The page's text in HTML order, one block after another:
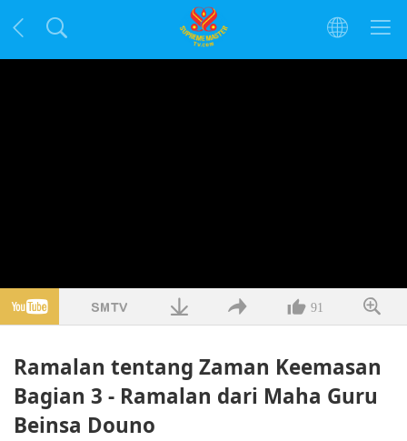
91
Ramalan tentang Zaman Keemasan
Bagian 3 - Ramalan dari Maha Guru
Beinsa Douno